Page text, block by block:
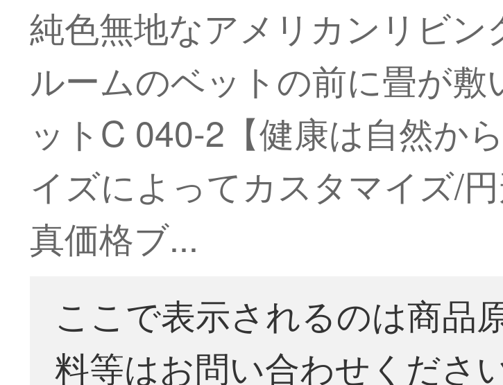
純色無地なアメリカンリビ
ルームのベットの前に畳が
ットC 040-2【健康は自然か
イズによってカスタマイズ/
真価格ブ...
ここで表示されるのは商品
料等はお問い合わせくださ